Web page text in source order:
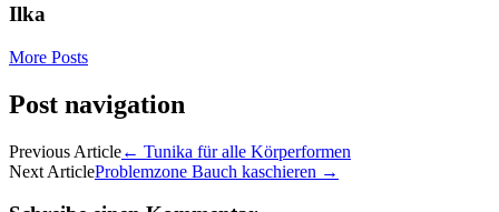
Ilka
More Posts
Post navigation
Previous Article← Tunika für alle Körperformen
Next ArticleProblemzone Bauch kaschieren →